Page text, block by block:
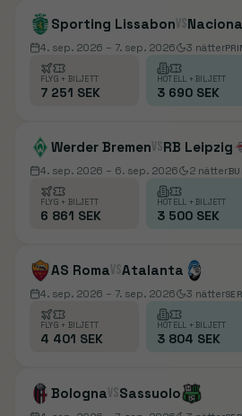
Sporting Lissabonvs
4. sep. 2026 – 7. sep. 2026 3 nätter
FLYG + BILJETT
7 251 SEK
HOTELL + BILJETT
3 690 SEK
Werder BremenvsRB Leipzig
4. sep. 2026 – 6. sep. 2026 2 nätter
FLYG + BILJETT
6 861 SEK
HOTELL + BILJETT
3 500 SEK
AS RomavsAtalanta
4. sep. 2026 – 7. sep. 2026 3 nätter
FLYG + BILJETT
4 401 SEK
HOTELL + BILJETT
3 804 SEK
BolognavsSassuolo